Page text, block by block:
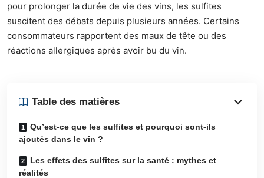
pour prolonger la durée de vie des vins, les sulfites
suscitent des débats depuis plusieurs années. Certains
consommateurs rapportent des maux de tête ou des
réactions allergiques après avoir bu du vin.
Table des matières
Qu’est-ce que les sulfites et pourquoi sont-ils
ajoutés dans le vin ?
Les effets des sulfites sur la santé : mythes et
réalités